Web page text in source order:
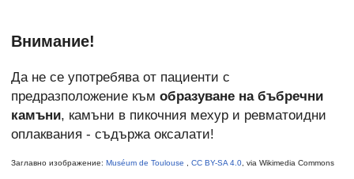
Внимание!
Да не се употребява от пациенти с
предразположение към образуване на бъбречни
камъни, камъни в пикочния мехур и ревматоидни
оплаквания - съдържа оксалати!
Заглавно изображение: Muséum de Toulouse CC BY-SA 4.0 , via Wikimedia Commons